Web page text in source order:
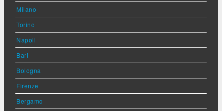
Milano
Torino
Napoli
Bari
Bologna
Firenze
Bergamo